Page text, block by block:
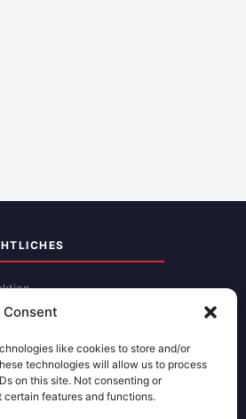
Consent
like cookies to store and/or
technologies will allow us to process
on this site. Not consenting or
features and functions.